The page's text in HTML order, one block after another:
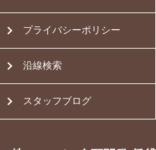
プライバシーポリシー
沿線検索
スタッフブログ